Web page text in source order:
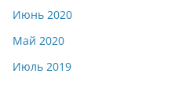
Июнь 2020
Май 2020
Июль 2019